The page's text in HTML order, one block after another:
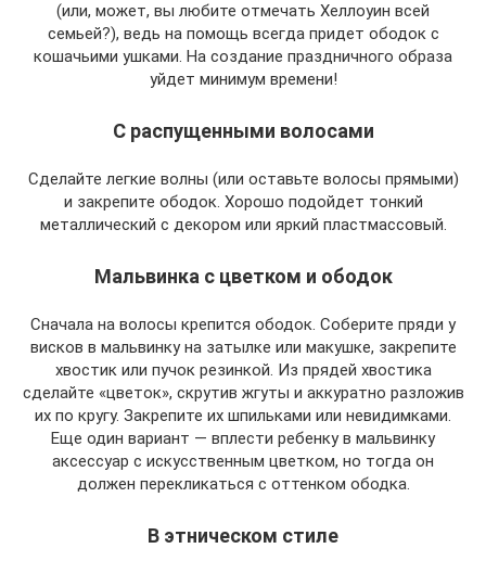
(или, может, вы любите отмечать Хеллоуин всей
семьей?), ведь на помощь всегда придет ободок с
кошачьими ушками. На создание праздничного образа
уйдет минимум времени!
С распущенными волосами
Сделайте легкие волны (или оставьте волосы прямыми)
и закрепите ободок. Хорошо подойдет тонкий
металлический с декором или яркий пластмассовый.
Мальвинка с цветком и ободок
Сначала на волосы крепится ободок. Соберите пряди у
висков в мальвинку на затылке или макушке, закрепите
хвостик или пучок резинкой. Из прядей хвостика
сделайте «цветок», скрутив жгуты и аккуратно разложив
их по кругу. Закрепите их шпильками или невидимками.
Еще один вариант — вплести ребенку в мальвинку
аксессуар с искусственным цветком, но тогда он
должен перекликаться с оттенком ободка.
В этническом стиле